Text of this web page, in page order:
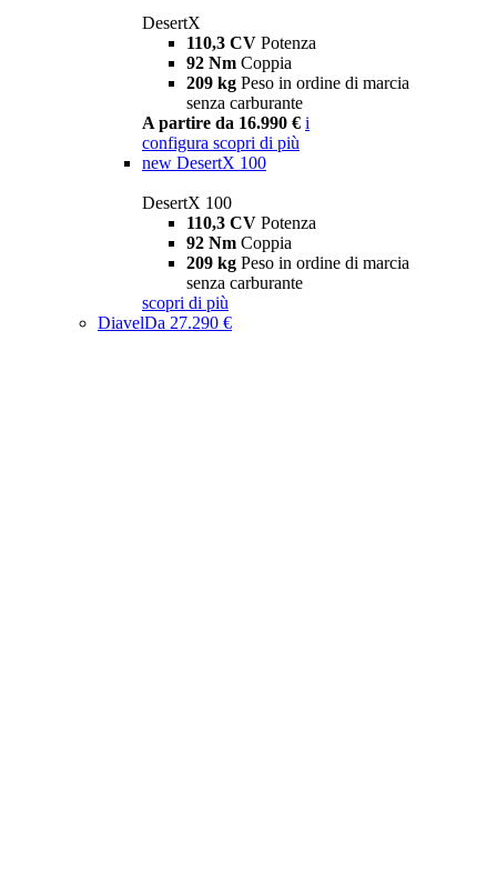
DesertX
110,3 CV Potenza
92 Nm Coppia
209 kg Peso in ordine di marcia
senza carburante
A partire da 16.990 € i
configura scopri di più
new DesertX 100
DesertX 100
110,3 CV Potenza
92 Nm Coppia
209 kg Peso in ordine di marcia
senza carburante
scopri di più
DiavelDa 27.290 €